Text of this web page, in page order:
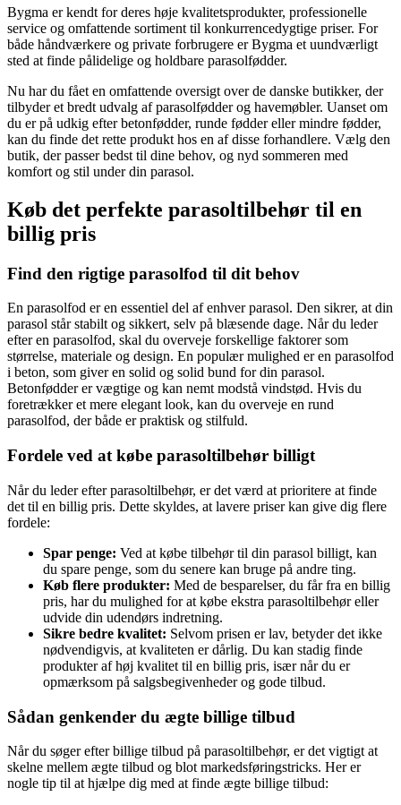
Bygma er kendt for deres høje kvalitetsprodukter, professionelle
service og omfattende sortiment til konkurrencedygtige priser. For
både håndværkere og private forbrugere er Bygma et uundværligt
sted at finde pålidelige og holdbare parasolfødder.
Nu har du fået en omfattende oversigt over de danske butikker, der
tilbyder et bredt udvalg af parasolfødder og havemøbler. Uanset om
du er på udkig efter betonfødder, runde fødder eller mindre fødder,
kan du finde det rette produkt hos en af disse forhandlere. Vælg den
butik, der passer bedst til dine behov, og nyd sommeren med
komfort og stil under din parasol.
Køb det perfekte parasoltilbehør til en
billig pris
Find den rigtige parasolfod til dit behov
En parasolfod er en essentiel del af enhver parasol. Den sikrer, at din
parasol står stabilt og sikkert, selv på blæsende dage. Når du leder
efter en parasolfod, skal du overveje forskellige faktorer som
størrelse, materiale og design. En populær mulighed er en parasolfod
i beton, som giver en solid og solid bund for din parasol.
Betonfødder er vægtige og kan nemt modstå vindstød. Hvis du
foretrækker et mere elegant look, kan du overveje en rund
parasolfod, der både er praktisk og stilfuld.
Fordele ved at købe parasoltilbehør billigt
Når du leder efter parasoltilbehør, er det værd at prioritere at finde
det til en billig pris. Dette skyldes, at lavere priser kan give dig flere
fordele:
Spar penge: Ved at købe tilbehør til din parasol billigt, kan
du spare penge, som du senere kan bruge på andre ting.
Køb flere produkter: Med de besparelser, du får fra en billig
pris, har du mulighed for at købe ekstra parasoltilbehør eller
udvide din udendørs indretning.
Sikre bedre kvalitet: Selvom prisen er lav, betyder det ikke
nødvendigvis, at kvaliteten er dårlig. Du kan stadig finde
produkter af høj kvalitet til en billig pris, især når du er
opmærksom på salgsbegivenheder og gode tilbud.
Sådan genkender du ægte billige tilbud
Når du søger efter billige tilbud på parasoltilbehør, er det vigtigt at
skelne mellem ægte tilbud og blot markedsføringstricks. Her er
nogle tip til at hjælpe dig med at finde ægte billige tilbud: